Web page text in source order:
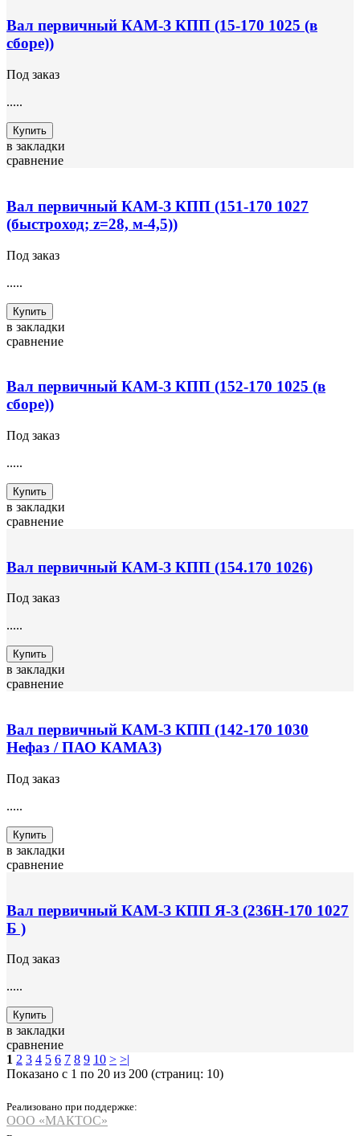
Вал первичный КАМ-З КПП (15-170 1025 (в
сборе))
Под заказ
.....
Купить
в закладки
сравнение
Вал первичный КАМ-З КПП (151-170 1027
(быстроход; z=28, м-4,5))
Под заказ
.....
Купить
в закладки
сравнение
Вал первичный КАМ-З КПП (152-170 1025 (в
сборе))
Под заказ
.....
Купить
в закладки
сравнение
Вал первичный КАМ-З КПП (154.170 1026)
Под заказ
.....
Купить
в закладки
сравнение
Вал первичный КАМ-З КПП (142-170 1030
Нефаз / ПАО КАМАЗ)
Под заказ
.....
Купить
в закладки
сравнение
Вал первичный КАМ-З КПП Я-З (236Н-170 1027
Б )
Под заказ
.....
Купить
в закладки
сравнение
1 2 3 4 5 6 7 8 9 10 > >|
Показано с 1 по 20 из 200 (страниц: 10)
Реализовано при поддержке:
ООО «МАКТОС»